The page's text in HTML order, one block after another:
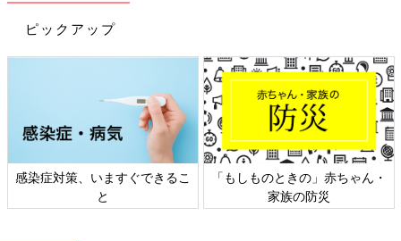
辻 “今年は”たくさん旅行に行きたいねってみんなで話していま
になる夏には海外旅行ができたらいいなと計画中
です。でも、赤ちゃんって、はいはいやあんよで動き回る時期の
お出かけがいちばん大変じゃないですか？ 私の中ではそんなイ
メージがあるので不安もありつつ（笑）、今から楽しみです。
“今年は”というのは、来年になると二男の高校受験があって、な
かなか出かけられなくなるため。5人きょうだいだと、「大きな
イベントが何もない年」って貴重なんです。子どもたちが成長す
ピックアップ
感染症対策、いますぐできるこ
と
「もしものときの」赤ちゃん・
家族の防災